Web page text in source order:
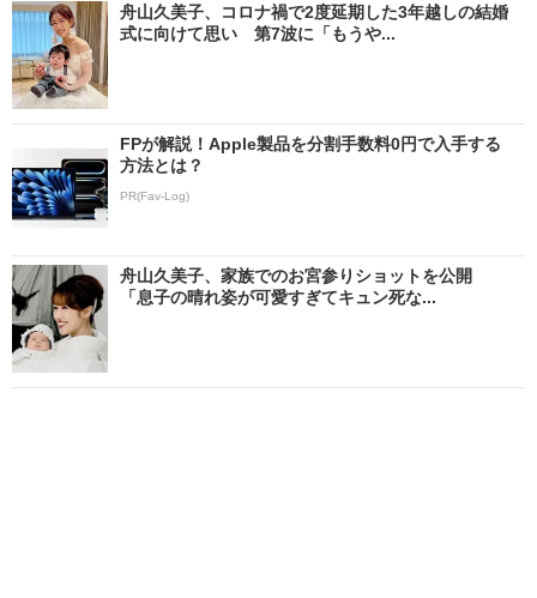
舟山久美子、コロナ禍で2度延期した3年越しの結婚
式に向けて思い 第7波に「もうや...
FPが解説！Apple製品を分割手数料0円で入手する
方法とは？
PR(Fav-Log)
舟山久美子、家族でのお宮参りショットを公開
「息子の晴れ姿が可愛すぎてキュン死な...